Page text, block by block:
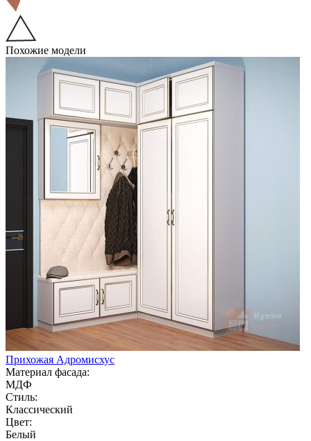
Похожие модели
Прихожая Адромисхус
Материал фасада:
МДФ
Стиль:
Классический
Цвет:
Белый